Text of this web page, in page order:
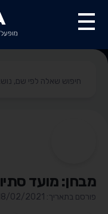
מבחן: מועד סתיו 2010
פורסם בתאריך: 18/02/2021